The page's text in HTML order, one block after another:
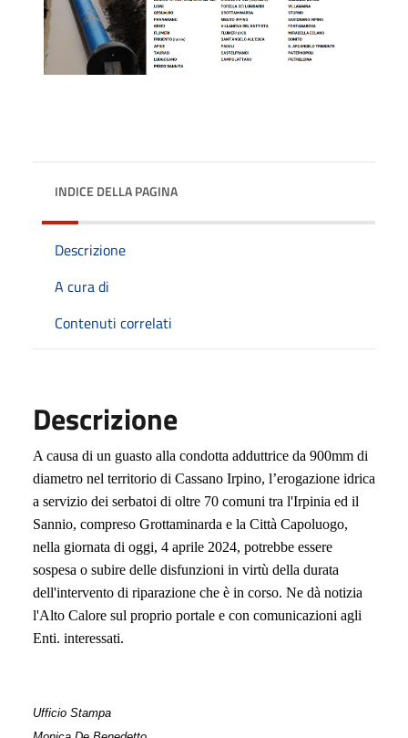
INDICE DELLA PAGINA
Descrizione
A cura di
Contenuti correlati
Descrizione
A causa di un guasto alla condotta adduttrice da 900mm di
diametro nel territorio di Cassano Irpino, l’erogazione idrica
a servizio dei serbatoi di oltre 70 comuni tra l'Irpinia ed il
Sannio, compreso Grottaminarda e la Città Capoluogo,
nella giornata di oggi, 4 aprile 2024, potrebbe essere
sospesa o subire delle disfunzioni in virtù della durata
dell'intervento di riparazione che è in corso. Ne dà notizia
l'Alto Calore sul proprio portale e con comunicazioni agli
Enti. interessati.
Ufficio Stampa